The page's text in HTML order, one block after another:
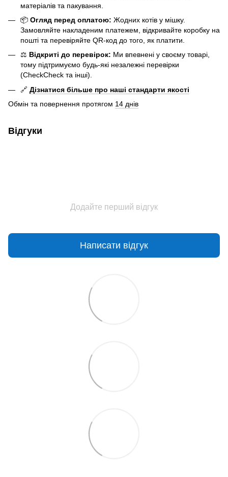
матеріалів та пакування.
📦 Огляд перед оплатою: Жодних котів у мішку.
Замовляйте накладеним платежем, відкривайте коробку на
пошті та перевіряйте QR-код до того, як платити.
⚖️ Відкриті до перевірок: Ми впевнені у своєму товарі,
тому підтримуємо будь-які незалежні перевірки
(CheckCheck та інші).
🔗 Дізнатися більше про наші стандарти якості
Обмін та повернення протягом 14 днів
Відгуки
Додайте перший відгук
Написати відгук